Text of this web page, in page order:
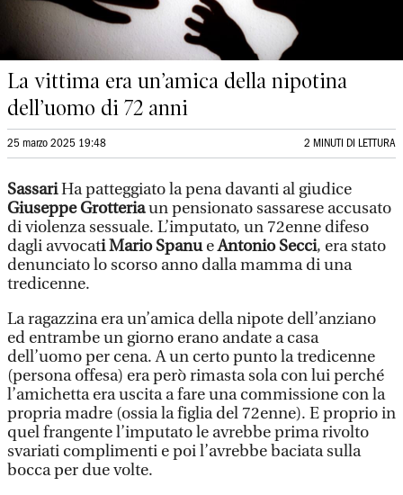
La vittima era un’amica della nipotina
dell’uomo di 72 anni
25 marzo 2025 19:48 2 MINUTI DI LETTURA
SassariHa patteggiato la pena davanti al giudice
Giuseppe Grotteriaun pensionato sassarese accusato
di violenza sessuale. L’imputato, un 72enne difeso
dagli avvocati Mario SpanueAntonio Secci, era stato
denunciato lo scorso anno dalla mamma di una
tredicenne.
La ragazzina era un’amica della nipote dell’anziano
ed entrambe un giorno erano andate a casa
dell’uomo per cena. A un certo punto la tredicenne
(persona offesa) era però rimasta sola con lui perché
l’amichetta era uscita a fare una commissione con la
propria madre (ossia la figlia del 72enne). E proprio in
quel frangente l’imputato le avrebbe prima rivolto
svariati complimenti e poi l’avrebbe baciata sulla
bocca per due volte.